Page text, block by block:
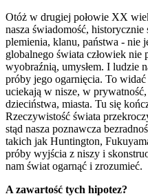
Otóż w drugiej połowie XX
nasza świadomość,
plemienia, klanu, państwa - nie
globalnego świata człowiek nie
wyobraźnią, umysłem. I ludzie
próby jego ogarnięcia. To
uciekają w nisze, w
dzieciństwa, miasta. Tu się
Rzeczywistość świata
stąd nasza poznawcza
takich jak Huntington,
próby wyjścia z niszy i
nam świat ogarnąć i zrozumieć.
A zawartość tych hipotez?